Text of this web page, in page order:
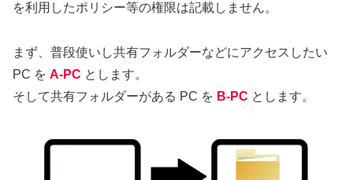
を利用したポリシー等の権限は記載しません。
まず、普段使いし共有フォルダーなどにアクセスしたい
PC を A-PC とします。
そして共有フォルダーがある PC を B-PC とします。